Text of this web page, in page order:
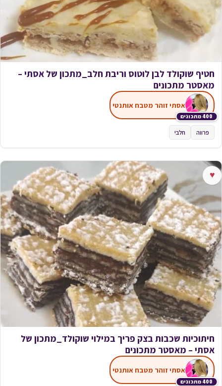
חטיף שוקולד לבן לוטוס וריבת חלב_מתכון של אסתי –
מאסטר מתכונים
400 מתכונים
אסתי זוהר מטבח אותנטי
פרווה חלבי
♥
חיתוכיות שכבות בצק פריך במילוי שוקולד_מתכון של
אסתי – מאסטר מתכונים
400 מתכונים
אסתי זוהר מטבח אותנטי